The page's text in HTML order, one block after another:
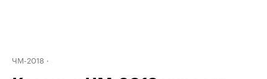
ЧМ-2018